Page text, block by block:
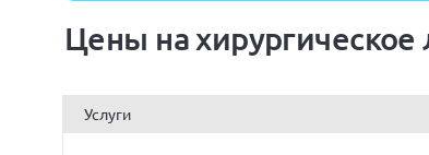
Цены на
Услуги